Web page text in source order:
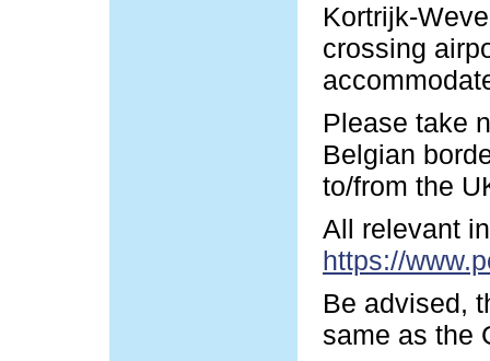
Kortrijk-
crossing
Please take
Belgian
to/from the
All relevant
https://
Be advised,
same as the